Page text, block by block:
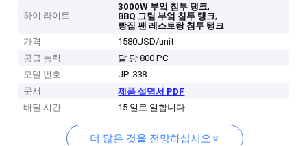
하이 라이트
3000W 부엌 침투 탱크,
BBQ 그릴 부엌 침투 탱크,
빵집 팬 레스토랑 침투 탱크
가격
1580USD/unit
공급 능력
달 당 800 PC
모델 번호
JP-338
문서
제품 설명서 PDF
배달 시간
15 일로 일합니다
더 많은 것을 전망하십시오